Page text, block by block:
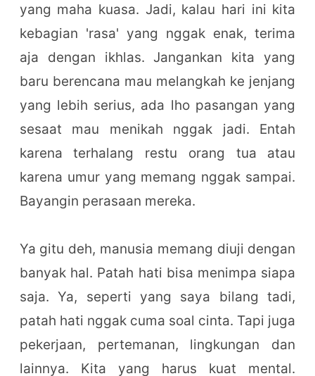
yang maha kuasa. Jadi, kalau hari ini kita
kebagian 'rasa' yang nggak enak, terima
aja dengan ikhlas. Jangankan kita yang
baru berencana mau melangkah ke jenjang
yang lebih serius, ada lho pasangan yang
sesaat mau menikah nggak jadi. Entah
karena terhalang restu orang tua atau
karena umur yang memang nggak sampai.
Bayangin perasaan mereka.
Ya gitu deh, manusia memang diuji dengan
banyak hal. Patah hati bisa menimpa siapa
saja. Ya, seperti yang saya bilang tadi,
patah hati nggak cuma soal cinta. Tapi juga
pekerjaan, pertemanan, lingkungan dan
lainnya. Kita yang harus kuat mental.